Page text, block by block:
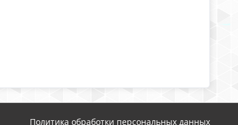
Политика обработки персональных данных